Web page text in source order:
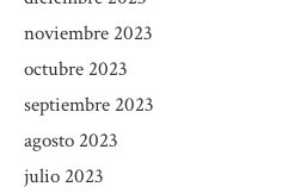
noviembre 2023
octubre 2023
septiembre 2023
agosto 2023
julio 2023